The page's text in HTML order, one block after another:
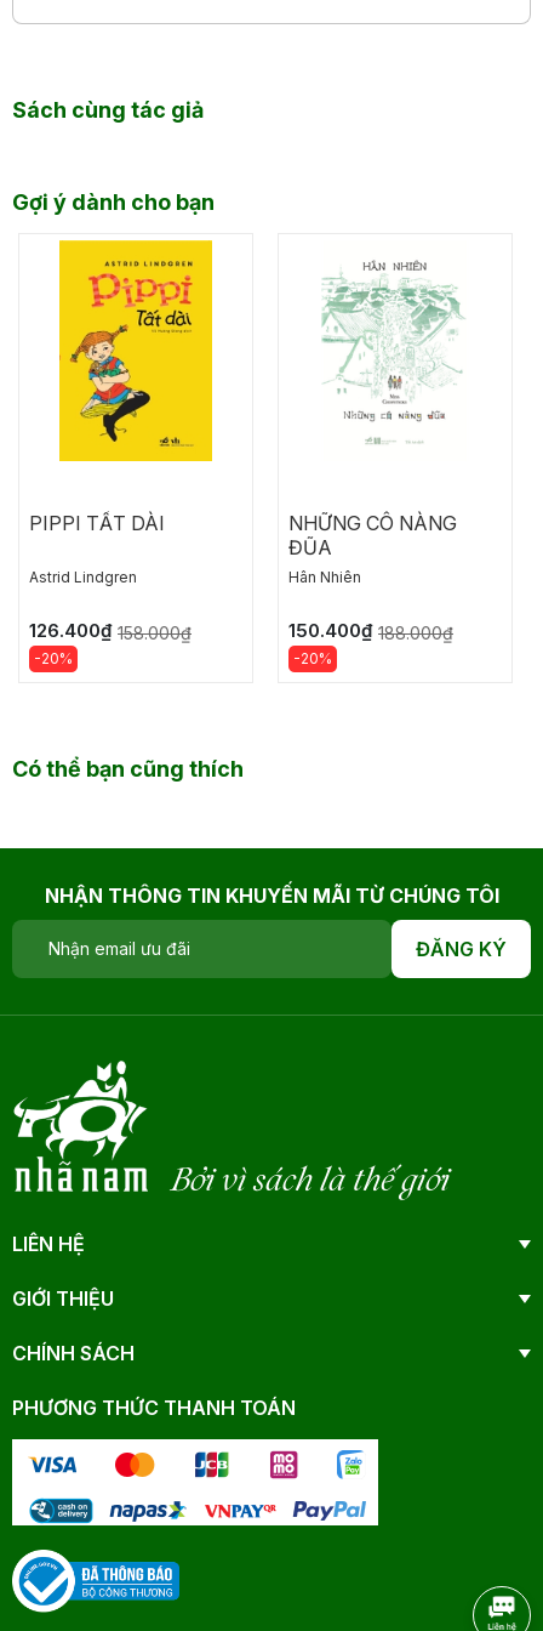
Sách cùng tác giả
Gợi ý dành cho bạn
PIPPI TẤT DÀI
Astrid Lindgren
126.400₫ 158.000₫
-20%
NHỮNG CÔ NÀNG
ĐŨA
Hân Nhiên
150.400₫ 188.000₫
-20%
Có thể bạn cũng thích
NHẬN THÔNG TIN KHUYẾN MÃI TỪ CHÚNG TÔI
ĐĂNG KÝ
Bởi vì sách là thế giới
LIÊN HỆ
GIỚI THIỆU
CHÍNH SÁCH
PHƯƠNG THỨC THANH TOÁN